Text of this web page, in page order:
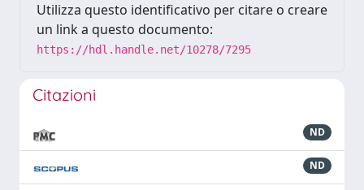
Utilizza questo identificativo per citare o creare
un link a questo documento:
https://hdl.handle.net/10278/7295
Citazioni
ND
ND